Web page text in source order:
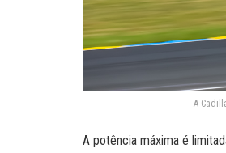
A
A potência máxima é